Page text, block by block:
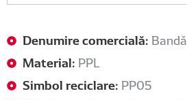
Denumire comercială:Bandă
Material:PPL
Simbol reciclare:PP05